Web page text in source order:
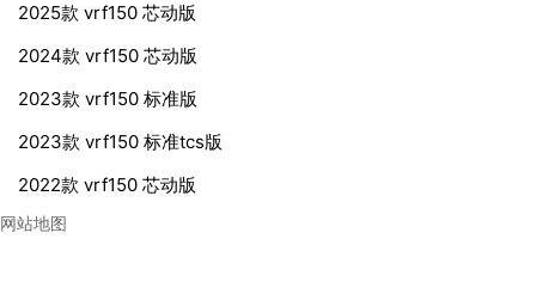
2025款 vrf150 芯动版
2024款 vrf150 芯动版
2023款 vrf150 标准版
2023款 vrf150 标准tcs版
2022款 vrf150 芯动版
网站地图